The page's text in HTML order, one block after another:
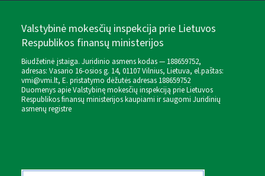
Valstybinė mokesčių inspekcija prie Lietuvos
Respublikos finansų ministerijos
Biudžetinė įstaiga. Juridinio asmens kodas — 188659752,
adresas: Vasario 16-osios g. 14, 01107 Vilnius, Lietuva, el.paštas:
vmi@vmi.lt, E. pristatymo dėžutės adresas 188659752
Duomenys apie Valstybinę mokesčių inspekciją prie Lietuvos
Respublikos finansų ministerijos kaupiami ir saugomi Juridinių
asmenų registre